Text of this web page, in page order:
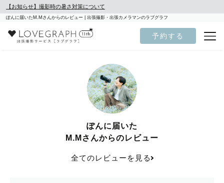
【お知らせ】撮影時の暑さ対策について
ぽんに届いたM.Mさんからのレビュー | 出張撮影・出張カメラマンのラブグラフ
予約する
ぽんに届いた
M.Mさんからのレビュー
全てのレビューを見る